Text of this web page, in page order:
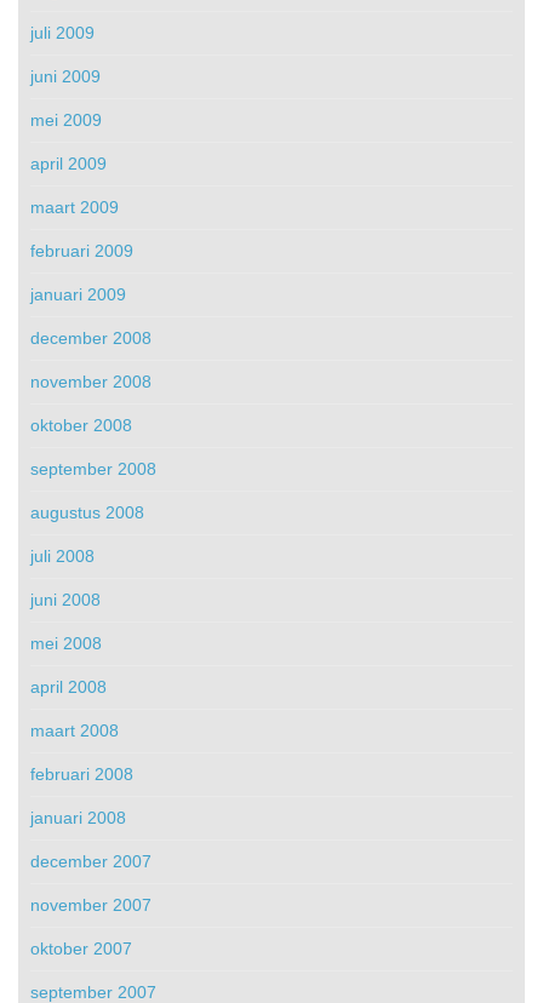
juli 2009
juni 2009
mei 2009
april 2009
maart 2009
februari 2009
januari 2009
december 2008
november 2008
oktober 2008
september 2008
augustus 2008
juli 2008
juni 2008
mei 2008
april 2008
maart 2008
februari 2008
januari 2008
december 2007
november 2007
oktober 2007
september 2007